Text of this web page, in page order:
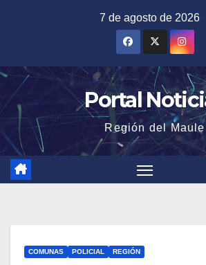
7 de agosto de 2026
Portal
Región del Maule
COMUNAS POLICIAL REGIÓN